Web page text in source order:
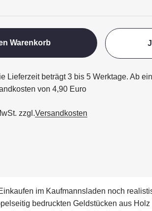
Warenkorb
Lieferzeit beträgt 3 bis 5 Werktage. Ab
von 4,90 Euro
zzgl.Versandkosten
im Kaufmannsladen noch
bedruckten Geldstücken aus